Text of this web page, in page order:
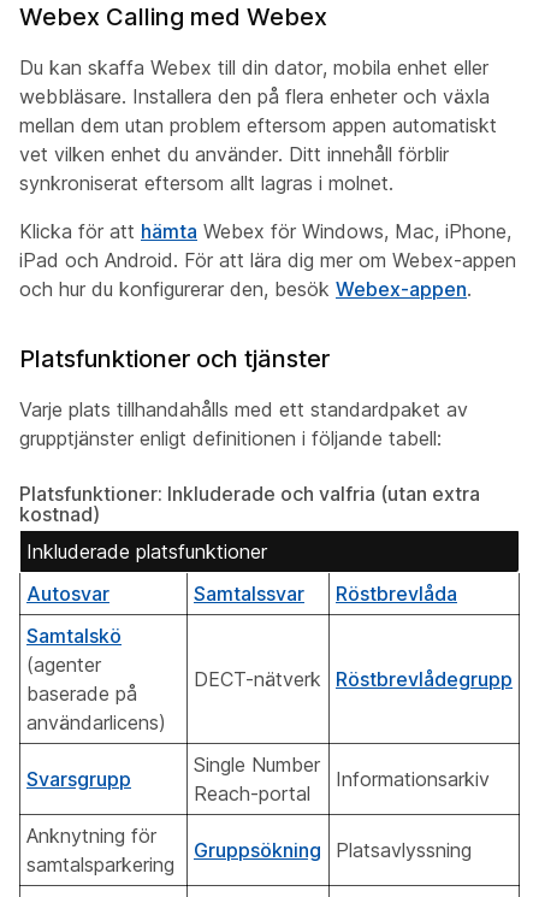
Webex Calling med Webex
Du kan skaffa Webex till din dator, mobila enhet eller
webbläsare. Installera den på flera enheter och växla
mellan dem utan problem eftersom appen automatiskt
vet vilken enhet du använder. Ditt innehåll förblir
synkroniserat eftersom allt lagras i molnet.
Klicka för att hämta Webex för Windows, Mac, iPhone,
iPad och Android. För att lära dig mer om Webex-appen
och hur du konfigurerar den, besök Webex-appen.
Platsfunktioner och tjänster
Varje plats tillhandahålls med ett standardpaket av
grupptjänster enligt definitionen i följande tabell:
Platsfunktioner: Inkluderade och valfria (utan extra
kostnad)
Inkluderade platsfunktioner
Autosvar
Samtalssvar
Röstbrevlåda
Samtalskö
(agenter
baserade på
användarlicens)
DECT-nätverk Röstbrevlådegrupp
Svarsgrupp
Single Number
Reach-portal
Informationsarkiv
Anknytning för
samtalsparkering
Gruppsökning Platsavlyssning